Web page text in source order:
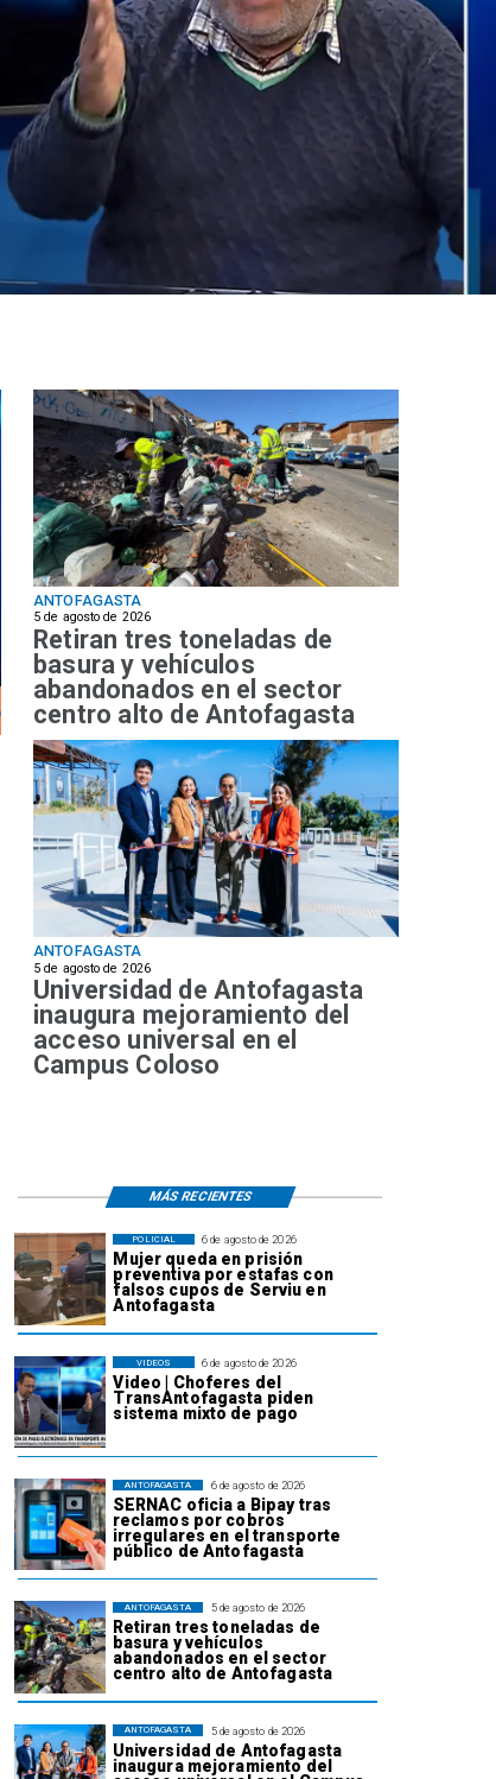
ANTOFAGASTA
5 de agosto de 2026
Retiran tres toneladas de
basura y vehículos
abandonados en el sector
centro alto de Antofagasta
ANTOFAGASTA
5 de agosto de 2026
Universidad de Antofagasta
inaugura mejoramiento del
acceso universal en el
Campus Coloso
6 de agosto de 2026
Mujer queda en prisión
preventiva por estafas con
falsos cupos de Serviu en
Antofagasta
POLICIAL
6 de agosto de 2026
Video | Choferes del
TransAntofagasta piden
sistema mixto de pago
VIDEOS
6 de agosto de 2026
SERNAC oficia a Bipay tras
reclamos por cobros
irregulares en el transporte
público de Antofagasta
ANTOFAGASTA
5 de agosto de 2026
Retiran tres toneladas de
basura y vehículos
abandonados en el sector
centro alto de Antofagasta
ANTOFAGASTA
5 de agosto de 2026
Universidad de Antofagasta
inaugura mejoramiento del
ANTOFAGASTA
MÁS RECIENTES